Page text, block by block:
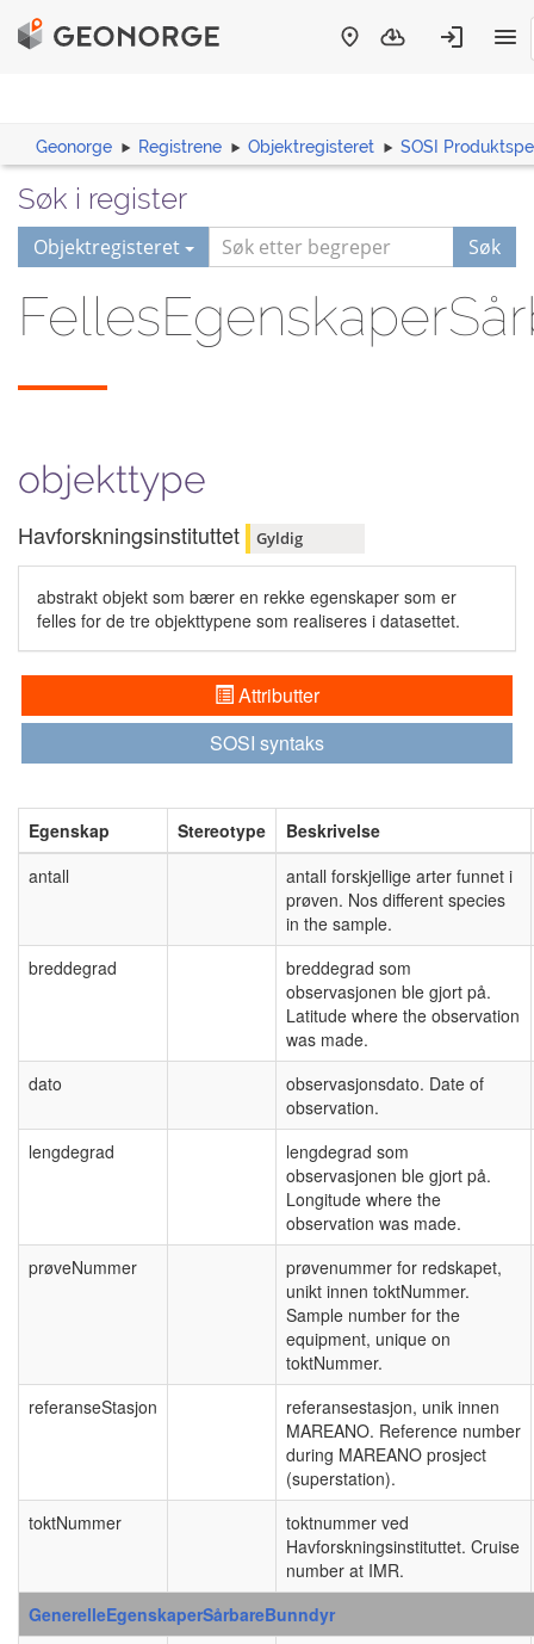
Geonorge Registrene Objektregisteret SOSI
Søk i register
Objektregisteret Søk
objekttype
Havforskningsinstituttet Gyldig
abstrakt objekt som bærer en rekke egenskaper som er
felles for de tre objekttypene som realiseres i datasettet.
Attributter
SOSI syntaks
Egenskap Stereotype
Beskrivelse
antall
antall forskjellige arter funnet i
prøven. Nos different species
in the sample.
breddegrad
breddegrad som
observasjonen ble gjort på.
Latitude where the observation
was made.
dato
observasjonsdato. Date of
observation.
lengdegrad
lengdegrad som
observasjonen ble gjort på.
Longitude where the
observation was made.
prøveNummer
prøvenummer for redskapet,
unikt innen toktNummer.
Sample number for the
equipment, unique on
toktNummer.
referanseStasjon
referansestasjon, unik innen
MAREANO. Reference number
during MAREANO prosject
(superstation).
toktNummer
toktnummer ved
Havforskningsinstituttet. Cruise
number at IMR.
GenerelleEgenskaperSårbareBunndyr